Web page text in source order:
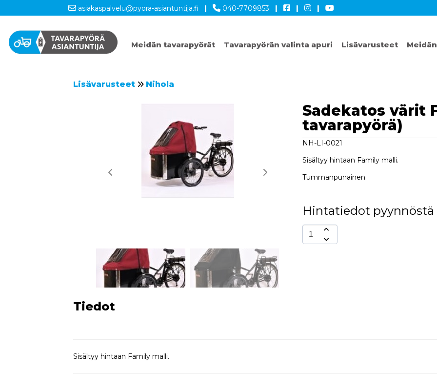
asiakaspalvelu@pyora-asiantuntija.fi | 040-7709853 | | |
Meidän tavarapyörät Tavarapyörän valinta apuri Lisävarusteet
Lisävarusteet Nihola
Sadekatos värit
tavarapyörä)
NH-LI-0021
Sisältyy hintaan Family malli.
Tummanpunainen
Hintatiedot pyynnöstä
Tiedot
Sisältyy hintaan Family malli.